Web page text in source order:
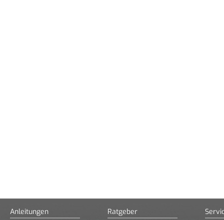
Anleitungen Ratgeber